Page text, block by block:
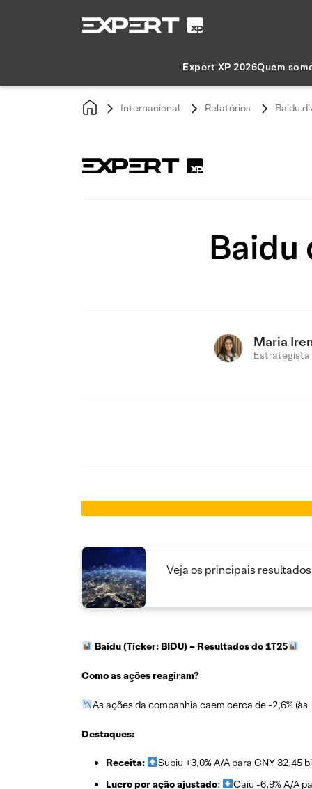
Expert XP 2026Quem
Internacional Relatórios Baidu
Baidu
Maria
Estrategista
Veja os principais
Baidu (Ticker: BIDU)– Resultados do 1T25
Como as ações reagiram?
As ações da companhia caem cerca de -2,6% (às
Destaques:
Receita:
Subiu +3,0% A/A para CNY 32,45
Lucro por ação ajustado:
Caiu -6,9% A/A